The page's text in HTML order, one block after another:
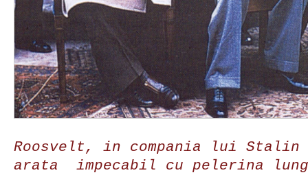
Roosvelt, in compania lui
arata impecabil cu pelerina